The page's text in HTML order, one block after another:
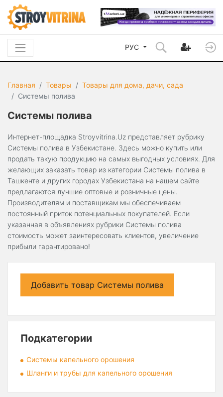
РУС
Главная Товары
Товары для дома, дачи, сада
Системы полива
Системы полива
Интернет-площадка Stroyvitrina.Uz представляет рубрику
Системы полива в Узбекистане. Здесь можно купить или
продать такую продукцию на самых выгодных условиях. Для
желающих заказать товар из категории Системы полива в
Ташкенте и других городах Узбекистана на нашем сайте
предлагаются лучшие оптовые и розничные цены.
Производителям и поставщикам мы обеспечиваем
постоянный приток потенциальных покупателей. Если
указанная в объявлениях рубрики Системы полива
стоимость может заинтересовать клиентов, увеличение
прибыли гарантировано!
Добавить товар Системы полива
Подкатегории
Системы капельного орошения
Шланги и трубы для капельного орошения